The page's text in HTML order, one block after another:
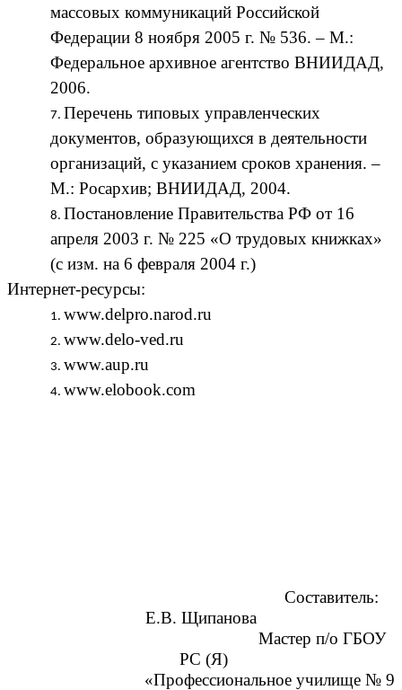
массовых коммуникаций Российской
Федерации 8 ноября 2005 г. № 536. – М.:
Федеральное архивное агентство ВНИИДАД,
2006.
Перечень типовых управленческих
документов, образующихся в деятельности
организаций, с указанием сроков хранения. –
М.: Росархив; ВНИИДАД, 2004.
Постановление Правительства РФ от 16
апреля 2003 г. № 225 «О трудовых книжках»
(с изм. на 6 февраля 2004 г.)
Интернет-ресурсы:
www.delpro.narod.ru
www.delo-ved.ru
www.aup.ru
www.elobook.com
Составитель:
Е.В. Щипанова
Мастер п/о ГБОУ
РС (Я)
«Профессиональное училище № 9